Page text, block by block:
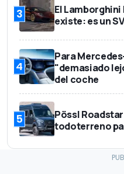
3
El
existe: es un
4
Para
"demasiado
del coche
5
Pössl
todoterreno